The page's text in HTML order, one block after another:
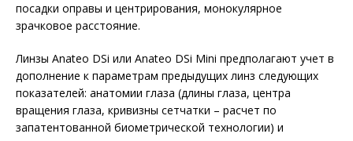
посадки оправы и центрирования, монокулярное
зрачковое расстояние.
Линзы Anateo DSi или Anateo DSi Mini предполагают учет в
дополнение к параметрам предыдущих линз следующих
показателей: анатомии глаза (длины глаза, центра
вращения глаза, кривизны сетчатки – расчет по
запатентованной биометрической технологии) и